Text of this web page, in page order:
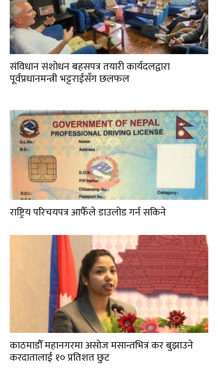
संविधान संशोधन बहसपत्र तयारी कार्यदलद्वारा
पूर्वप्रधानमन्त्री भट्टराईसँग छलफल
राष्ट्रिय परिचयपत्र आफैँले डाउलोड गर्न सकिने
काठमाडौँ महानगरमा असोज मसान्तभित्र कर बुझाउने
करदातालाई १० प्रतिशत छुट